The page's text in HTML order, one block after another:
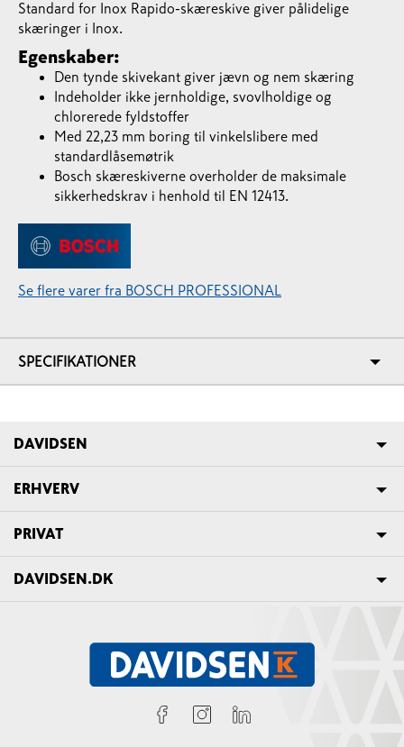
Standard for Inox Rapido-skæreskive giver pålidelige
skæringer i Inox.
Egenskaber:
Den tynde skivekant giver jævn og nem skæring
Indeholder ikke jernholdige, svovlholdige og
chlorerede fyldstoffer
Med 22,23 mm boring til vinkelslibere med
standardlåsemøtrik
Bosch skæreskiverne overholder de maksimale
sikkerhedskrav i henhold til EN 12413.
Se flere varer fra BOSCH PROFESSIONAL
SPECIFIKATIONER
DAVIDSEN
ERHVERV
PRIVAT
DAVIDSEN.DK